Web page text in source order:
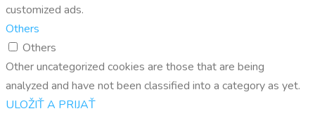
customized ads.
Others
Others
Other uncategorized cookies are those that are being
analyzed and have not been classified into a category as yet.
ULOŽIŤ A PRIJAŤ